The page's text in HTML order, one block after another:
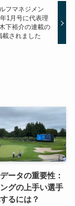
フマネジメン
1月号に代表理
下裕介の連載の
載されました
ータの重要性：
グの上手い選手
るには？